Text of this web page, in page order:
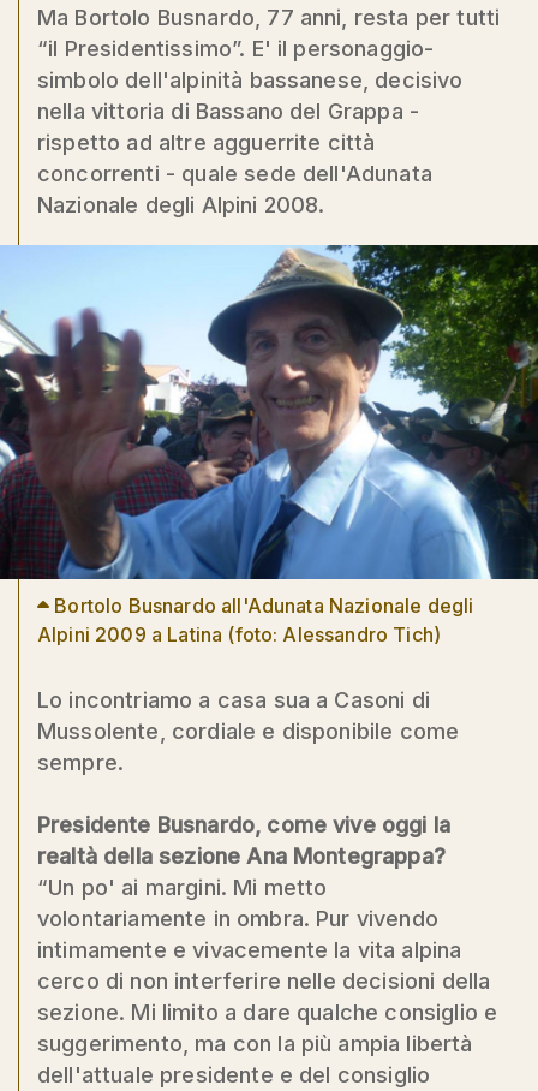
Ma Bortolo Busnardo, 77 anni, resta per tutti
“il Presidentissimo”. E' il personaggio-
simbolo dell'alpinità bassanese, decisivo
nella vittoria di Bassano del Grappa -
rispetto ad altre agguerrite città
concorrenti - quale sede dell'Adunata
Nazionale degli Alpini 2008.
Bortolo Busnardo all'Adunata Nazionale degli
Alpini 2009 a Latina (foto: Alessandro Tich)
Lo incontriamo a casa sua a Casoni di
Mussolente, cordiale e disponibile come
sempre.
Presidente Busnardo, come vive oggi la
realtà della sezione Ana Montegrappa?
“Un po' ai margini. Mi metto
volontariamente in ombra. Pur vivendo
intimamente e vivacemente la vita alpina
cerco di non interferire nelle decisioni della
sezione. Mi limito a dare qualche consiglio e
suggerimento, ma con la più ampia libertà
dell'attuale presidente e del consiglio